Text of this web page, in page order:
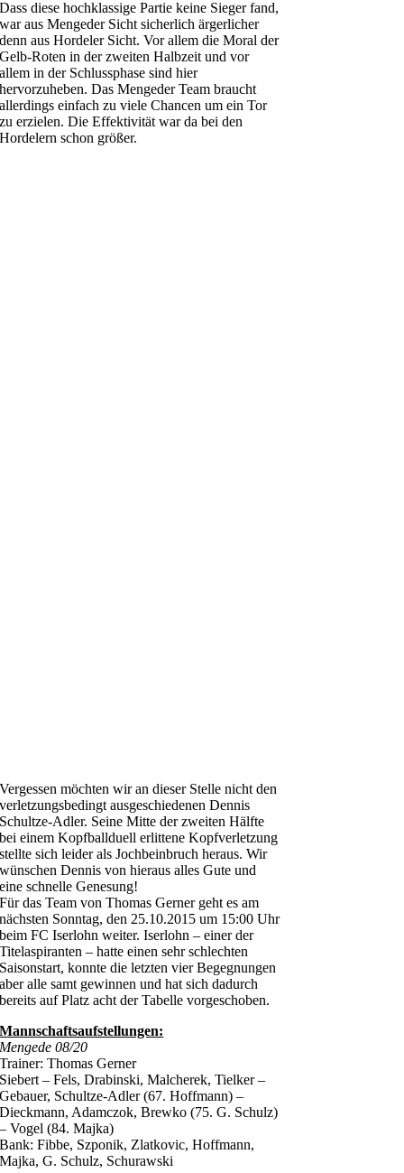
Dass diese hochklassige Partie keine Sieger fand,
war aus Mengeder Sicht sicherlich ärgerlicher
denn aus Hordeler Sicht. Vor allem die Moral der
Gelb-Roten in der zweiten Halbzeit und vor
allem in der Schlussphase sind hier
hervorzuheben. Das Mengeder Team braucht
allerdings einfach zu viele Chancen um ein Tor
zu erzielen. Die Effektivität war da bei den
Hordelern schon größer.
Vergessen möchten wir an dieser Stelle nicht den
verletzungsbedingt ausgeschiedenen Dennis
Schultze-Adler. Seine Mitte der zweiten Hälfte
bei einem Kopfballduell erlittene Kopfverletzung
stellte sich leider als Jochbeinbruch heraus. Wir
wünschen Dennis von hieraus alles Gute und
eine schnelle Genesung!
Für das Team von Thomas Gerner geht es am
nächsten Sonntag, den 25.10.2015 um 15:00 Uhr
beim FC Iserlohn weiter. Iserlohn – einer der
Titelaspiranten – hatte einen sehr schlechten
Saisonstart, konnte die letzten vier Begegnungen
aber alle samt gewinnen und hat sich dadurch
bereits auf Platz acht der Tabelle vorgeschoben.
Mannschaftsaufstellungen:
Mengede 08/20
Trainer: Thomas Gerner
Siebert – Fels, Drabinski, Malcherek, Tielker –
Gebauer, Schultze-Adler (67. Hoffmann) –
Dieckmann, Adamczok, Brewko (75. G. Schulz)
– Vogel (84. Majka)
Bank: Fibbe, Szponik, Zlatkovic, Hoffmann,
Majka, G. Schulz, Schurawski